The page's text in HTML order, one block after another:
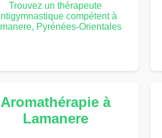
Trouvez un thérapeute
compétent à
Pyrénées-Orientales
Aromathérapie à
Lamanere